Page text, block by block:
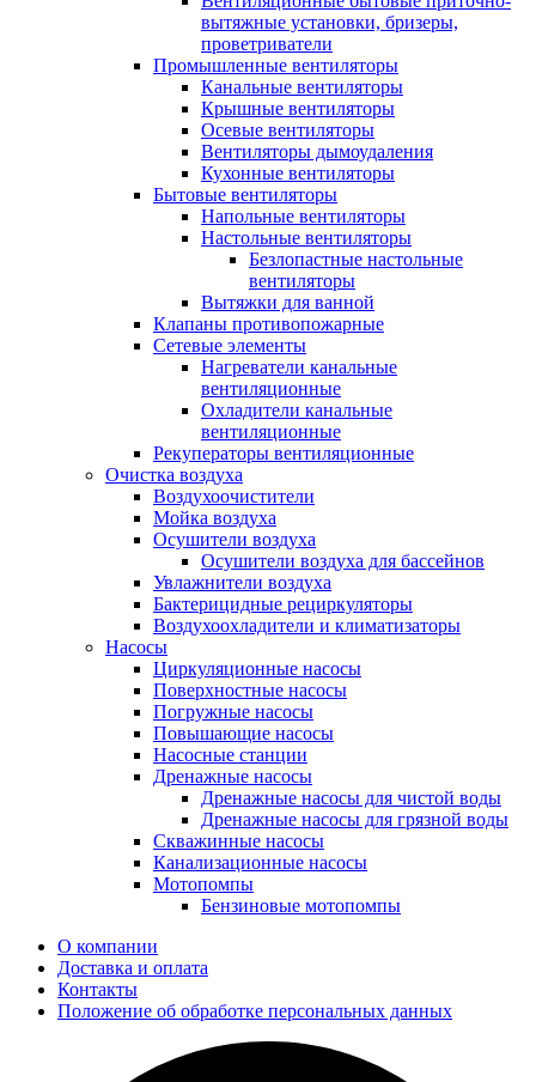
вытяжные установки, бризеры,
проветриватели
Промышленные вентиляторы
Канальные вентиляторы
Крышные вентиляторы
Осевые вентиляторы
Вентиляторы дымоудаления
Кухонные вентиляторы
Бытовые вентиляторы
Напольные вентиляторы
Настольные вентиляторы
Безлопастные настольные
вентиляторы
Вытяжки для ванной
Клапаны противопожарные
Сетевые элементы
Нагреватели канальные
вентиляционные
Охладители канальные
вентиляционные
Рекуператоры вентиляционные
Очистка воздуха
Воздухоочистители
Мойка воздуха
Осушители воздуха
Осушители воздуха для бассейнов
Увлажнители воздуха
Бактерицидные рециркуляторы
Воздухоохладители и климатизаторы
Насосы
Циркуляционные насосы
Поверхностные насосы
Погружные насосы
Повышающие насосы
Насосные станции
Дренажные насосы
Дренажные насосы для чистой воды
Дренажные насосы для грязной воды
Скважинные насосы
Канализационные насосы
Мотопомпы
Бензиновые мотопомпы
О компании
Доставка и оплата
Контакты
Положение об обработке персональных данных